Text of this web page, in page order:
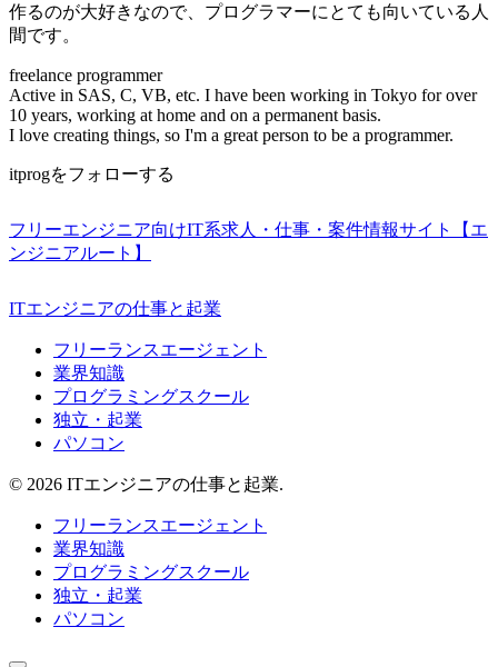
作るのが大好きなので、プログラマーにとても向いている人
間です。
freelance programmer
Active in SAS, C, VB, etc. I have been working in Tokyo for over
10 years, working at home and on a permanent basis.
I love creating things, so I'm a great person to be a programmer.
itprogをフォローする
フリーエンジニア向けIT系求人・仕事・案件情報サイト【エ
ンジニアルート】
ITエンジニアの仕事と起業
フリーランスエージェント
業界知識
プログラミングスクール
独立・起業
パソコン
© 2026 ITエンジニアの仕事と起業.
フリーランスエージェント
業界知識
プログラミングスクール
独立・起業
パソコン